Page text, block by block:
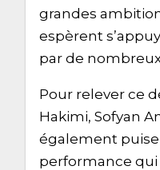
grandes
espèrent
par de
Pour relever ce
Hakimi, Sofyan
également
performance qui